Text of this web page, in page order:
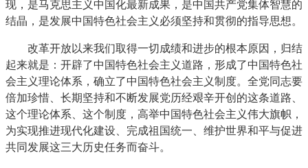
现，是马克思主义中国化最新成果，是中国共产党集体智慧的
结晶，是发展中国特色社会主义必须坚持和贯彻的指导思想。
改革开放以来我们取得一切成绩和进步的根本原因，归结
起来就是：开辟了中国特色社会主义道路，形成了中国特色社
会主义理论体系，确立了中国特色社会主义制度。全党同志要
倍加珍惜、长期坚持和不断发展党历经艰辛开创的这条道路、
这个理论体系、这个制度，高举中国特色社会主义伟大旗帜，
为实现推进现代化建设、完成祖国统一、维护世界和平与促进
共同发展这三大历史任务而奋斗。